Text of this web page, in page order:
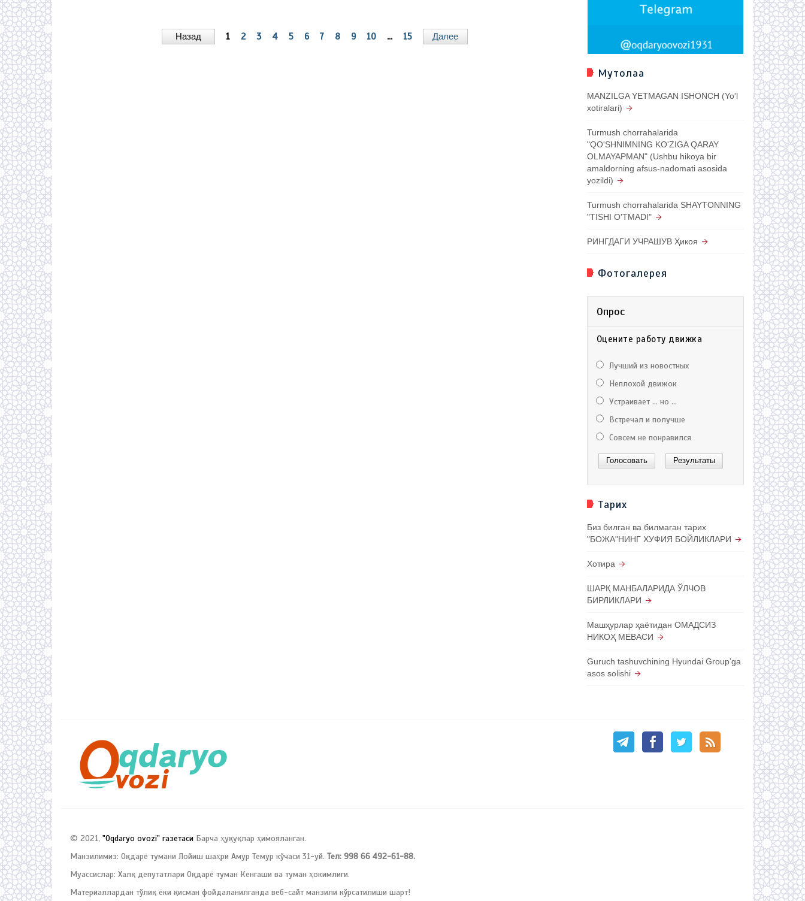
Назад 1 2 3 4 5 6 7 8 9 10 ... 15 Далее
Мутолаа
MANZILGA YETMAGAN ISHONCH (Yo'l
xotiralari)
Turmush chorrahalarida
"QO'SHNIMNING KO'ZIGA QARAY
OLMAYAPMAN" (Ushbu hikoya bir
amaldorning afsus-nadomati asosida
yozildi)
Turmush chorrahalarida SHAYTONNING
"TISHI O'TMADI"
РИНГДАГИ УЧРАШУВ Ҳикоя
Фотогалерея
Опрос
Оцените работу движка
Лучший из новостных
Неплохой движок
Устраивает ... но ...
Встречал и получше
Совсем не понравился
Тарих
Биз билган ва билмаган тарих
"БОЖА"НИНГ ХУФИЯ БОЙЛИКЛАРИ
Хотира
ШАРҚ МАНБАЛАРИДА ЎЛЧОВ
БИРЛИКЛАРИ
Машҳурлар ҳаётидан ОМАДСИЗ
НИКОҲ МЕВАСИ
Guruch tashuvchining Hyundai Groupʼga
asos solishi
© 2021, "Oqdaryo ovozi" газетаси Барча ҳуқуқлар ҳимояланган.
Манзилимиз: Оқдарё тумани Лойиш шаҳри Амур Темур кўчаси 31-уй. Тел: 998 66 492-61-88.
Муассислар: Халқ депутатлари Оқдарё туман Кенгаши ва туман ҳокимлиги.
Материаллардан тўлиқ ёки қисман фойдаланилганда веб-сайт манзили кўрсатилиши шарт!